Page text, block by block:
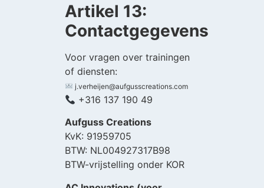
Artikel 13:
Contactgegevens
Voor vragen over trainingen
of diensten:
j.verheijen@aufgusscreations.com
+316 137 190 49
Aufguss Creations
KvK: 91959705
BTW: NL004927317B98
BTW-vrijstelling onder KOR